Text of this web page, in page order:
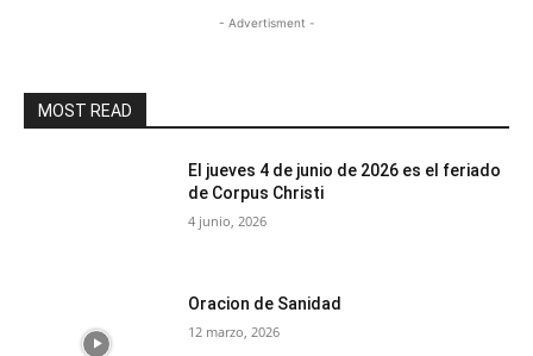
- Advertisment -
MOST READ
El jueves 4 de junio de 2026 es el feriado
de Corpus Christi
4 junio, 2026
Oracion de Sanidad
12 marzo, 2026